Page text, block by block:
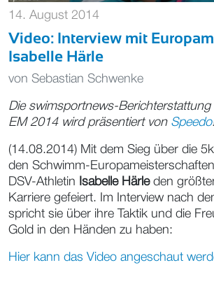
14. August 2014
Video: Interview mit
Isabelle Härle
von Sebastian Schwenke
Die swimsportnews-
EM 2014 wird präsentiert von Speedo!
(14.08.2014) Mit dem Sieg über die
den Schwimm-
DSV-Athletin Isabelle Härleden
Karriere gefeiert. Im Interview nach
spricht sie über ihre Taktik und die
Gold in den Händen zu haben:
Hier kann das Video angeschaut